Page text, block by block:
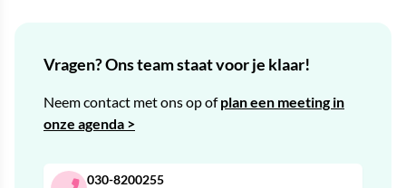
Vragen? Ons team staat voor je klaar!
Neem contact met ons op ofplan een meeting in
onze agenda >
030-8200255